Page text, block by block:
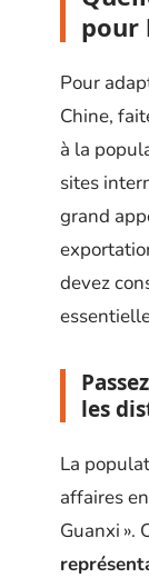
pour
Pour
Chine,
à la
sites
grand
devez
les
La
affaires
Guanxi ».